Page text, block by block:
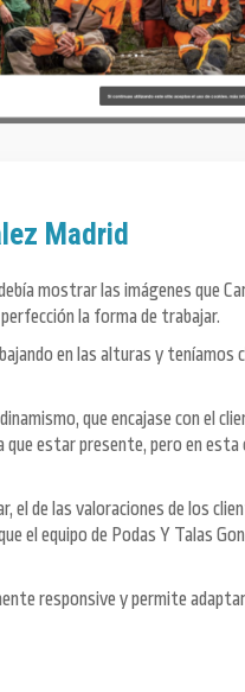
Madrid
mostrar las imágenes que
la forma de trabajar.
en las alturas y teníamos
que encajase con el
estar presente, pero en
el de las valoraciones de los
el equipo de Podas Y Talas
responsive y permite